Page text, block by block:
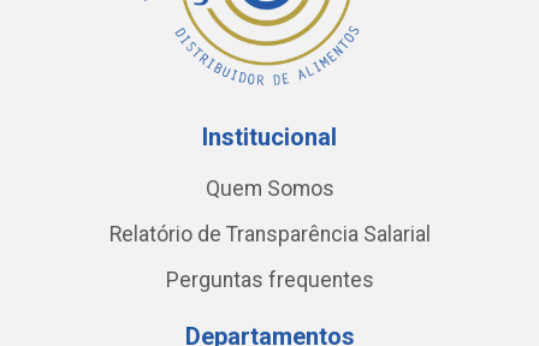
Institucional
Quem Somos
Relatório de Transparência Salarial
Perguntas frequentes
Departamentos